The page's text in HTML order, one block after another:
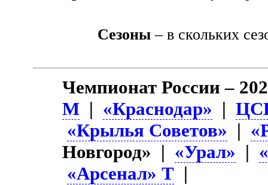
Сезоны – в скольких
Чемпионат России –
М | «Краснодар» |
«Крылья Советов» |
Новгород» | «Урал» |
«Арсенал» Т |